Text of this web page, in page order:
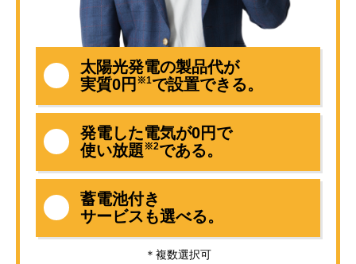
太陽光発電の製品代が
実質0円 ※1で設置できる。
発電した電気が0円で
使い放題※2である。
蓄電池付き
サービスも選べる。
＊複数選択可